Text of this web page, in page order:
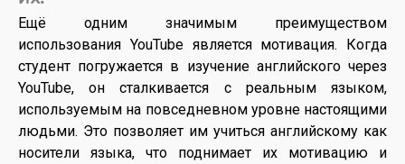
Ещё одним значимым преимуществом
использования YouTube является мотивация. Когда
студент погружается в изучение английского через
YouTube, он сталкивается с реальным языком,
используемым на повседневном уровне настоящими
людьми. Это позволяет им учиться английскому как
носители языка, что поднимает их мотивацию и